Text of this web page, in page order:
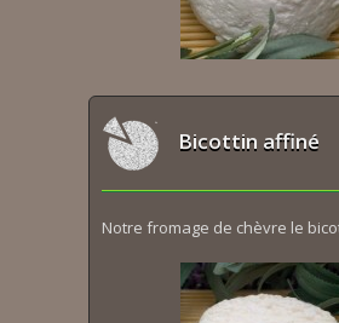
Bicottin affiné
Notre fromage de chèvre le